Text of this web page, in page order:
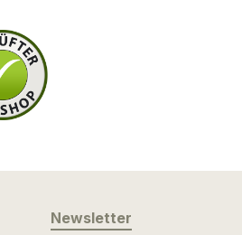
Newsletter